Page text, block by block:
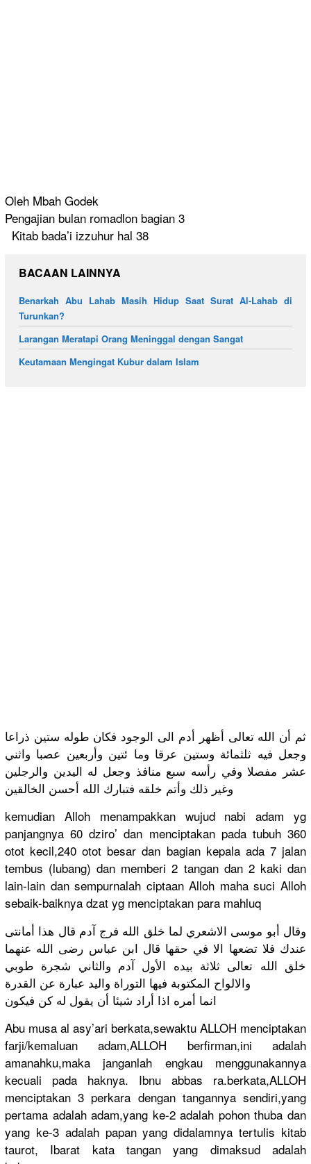
Oleh Mbah Godek
Pengajian bulan romadlon bagian 3
Kitab bada’i izzuhur hal 38
BACAAN LAINNYA
Benarkah Abu Lahab Masih Hidup Saat Surat Al-Lahab di
Turunkan?
Larangan Meratapi Orang Meninggal dengan Sangat
Keutamaan Mengingat Kubur dalam Islam
ثم أن الله تعالى أظهر أدم الى الوجود فكان طوله ستين ذراعا
وجعل فيه ثلثمائة وستين عرقا وما ئتين وأربعين عصبا واثني
عشر مفصلا وفي رأسه سبع منافذ وجعل له اليدين والرجلين
وغير ذلك وأتم خلقه فتبارك الله أحسن الخالقين
kemudian Alloh menampakkan wujud nabi adam yg
panjangnya 60 dziro’ dan menciptakan pada tubuh 360
otot kecil,240 otot besar dan bagian kepala ada 7 jalan
tembus (lubang) dan memberi 2 tangan dan 2 kaki dan
lain-lain dan sempurnalah ciptaan Alloh maha suci Alloh
sebaik-baiknya dzat yg menciptakan para mahluq
وقال أبو موسى الاشعري لما خلق الله فرج آدم قال هذا أمانتى
عندك فلا تضعها الا في حقها قال ابن عباس رضى الله عنهما
خلق الله تعالى ثلاثة بيده الأول آدم والثاني شجرة طوبي
والالواح المكتوبة فيها التوراة واليد عبارة عن القدرة
انما أمره اذا أراد شيئا أن يقول له كن فيكون
Abu musa al asy’ari berkata,sewaktu­ ALLOH menciptakan
farji/kemaluan adam,ALLOH berfirman,ini adalah
amanahku,maka janganlah engkau menggunakannya
kecuali pada haknya. Ibnu abbas ra.berkata,ALLO­H
menciptakan 3 perkara dengan tangannya sendiri,yang
pertama adalah adam,yang ke-2 adalah pohon thuba dan
yang ke-3 adalah papan yang didalamnya tertulis kitab
taurot, Ibarat kata tangan yang dimaksud adalah